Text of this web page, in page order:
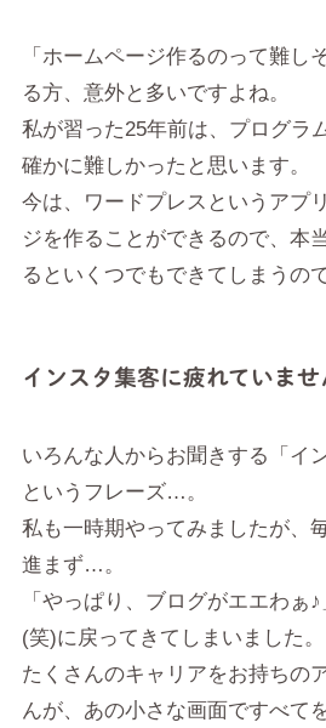
「ホームページ作るのって難
る方、意外と多いですよね。
私が習った25年前は、プログラ
確かに難しかったと思います。
今は、ワードプレスというアプ
ジを作ることができるので、本
るといくつでもできてしまうので
インスタ集客に疲れていませ
いろんな人からお聞きする「イ
というフレーズ…。
私も一時期やってみましたが、
進まず…。
「やっぱり、ブログがエエわぁ
(笑)に戻ってきてしまいました。
たくさんのキャリアをお持ちの
んが、あの小さな画面ですべて